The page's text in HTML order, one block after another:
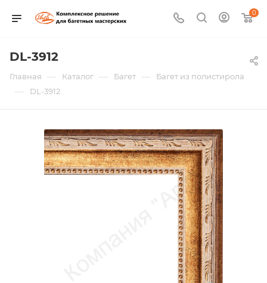
0
DL-3912
Главная — Каталог — Багет — Багет из полистирола
— DL-3912